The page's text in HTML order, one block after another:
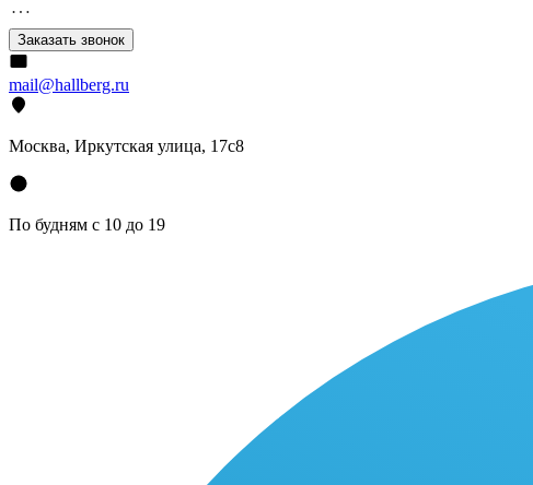
Заказать звонок
mail@hallberg.ru
Москва, Иркутская улица, 17с8
По будням с 10 до 19